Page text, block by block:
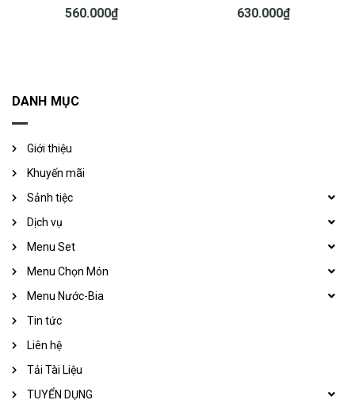
560.000₫ 630.000₫
DANH MỤC
Giới thiệu
Khuyến mãi
Sảnh tiệc
Dịch vụ
Menu Set
Menu Chọn Món
Menu Nước-Bia
Tin tức
Liên hệ
Tải Tài Liệu
TUYỂN DỤNG